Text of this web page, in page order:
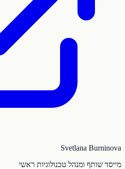
Svetlana Burninova
מייסד שותף ומנהל טכנולוגיות ראשי